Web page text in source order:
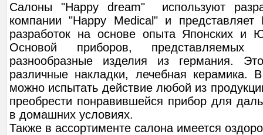
Салоны "Happy dream" используют
компании "Happy Medical" и
разработок на основе опыта Японских и
Основой приборов, представляемых
разнообразные изделия из германия.
различные накладки, лечебная керамика.
можно испытать действие любой из
преобрести понравившейся прибор для
в домашних условиях.
Также в ассортименте салона имеется